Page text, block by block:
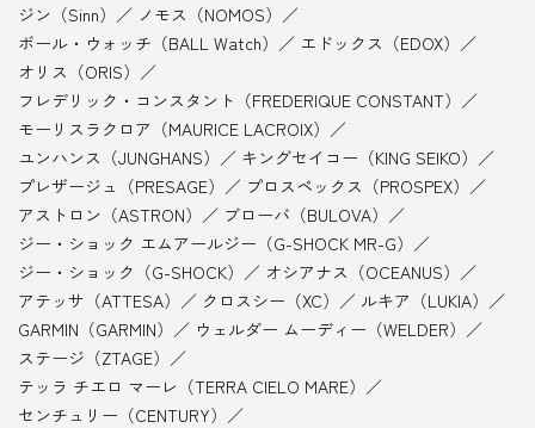
ジン（Sinn）
ノモス（NOMOS）
ボール・ウォッチ（BALL Watch）
エドックス（EDOX）
オリス（ORIS）
フレデリック・コンスタント（FREDERIQUE CONSTANT）
モーリスラクロア（MAURICE LACROIX）
ユンハンス（JUNGHANS）
キングセイコー（KING SEIKO）
プレザージュ（PRESAGE）
プロスペックス（PROSPEX）
アストロン（ASTRON）
ブローバ（BULOVA）
ジー・ショック エムアールジー（G-SHOCK MR-G）
ジー・ショック（G-SHOCK）
オシアナス（OCEANUS）
アテッサ（ATTESA）
クロスシー（XC）
ルキア（LUKIA）
GARMIN（GARMIN）
ウェルダー ムーディー（WELDER）
ステージ（ZTAGE）
テッラ チエロ マーレ（TERRA CIELO MARE）
センチュリー（CENTURY）